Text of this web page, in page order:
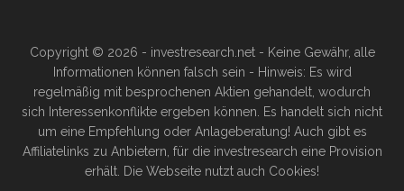
Copyright © 2026 - investresearch.net - Keine Gewähr, alle
Informationen können falsch sein - Hinweis: Es wird
regelmäßig mit besprochenen Aktien gehandelt, wodurch
sich Interessenkonflikte ergeben können. Es handelt sich nicht
um eine Empfehlung oder Anlageberatung! Auch gibt es
Affiliatelinks zu Anbietern, für die investresearch eine Provision
erhält. Die Webseite nutzt auch Cookies!